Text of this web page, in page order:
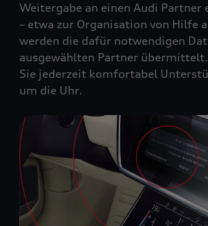
Weitergabe an einen Audi
– etwa zur Organisation von Hilfe
werden die dafür notwendigen
ausgewählten Partner
Sie jederzeit komfortabel
um die Uhr.